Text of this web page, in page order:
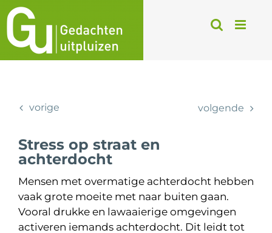
Ga
naar
inhoud
vorige volgende
Stress op straat en
achterdocht
Mensen met overmatige achterdocht hebben
vaak grote moeite met naar buiten gaan.
Vooral drukke en lawaaierige omgevingen
activeren iemands achterdocht. Dit leidt tot